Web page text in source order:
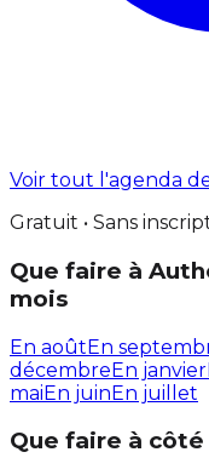
Voir tout l'agenda
Gratuit • Sans
Que faire à
mois
En aoûtEn
décembreEn janvier
maiEn juinEn juillet
Que faire à